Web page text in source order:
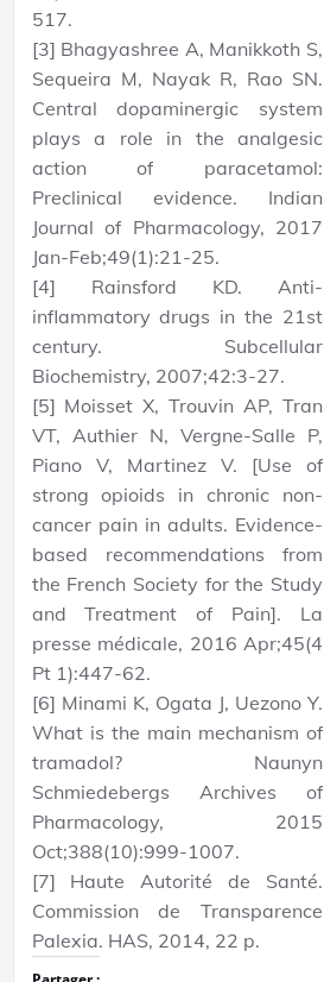
517.
[3] Bhagyashree A, Manikkoth S,
Sequeira M, Nayak R, Rao SN.
Central dopaminergic system
plays a role in the analgesic
action of paracetamol:
Preclinical evidence. Indian
Journal of Pharmacology, 2017
Jan-Feb;49(1):21-25.
[4] Rainsford KD. Anti-
inflammatory drugs in the 21st
century. Subcellular
Biochemistry, 2007;42:3-27.
[5] Moisset X, Trouvin AP, Tran
VT, Authier N, Vergne-Salle P,
Piano V, Martinez V. [Use of
strong opioids in chronic non-
cancer pain in adults. Evidence-
based recommendations from
the French Society for the Study
and Treatment of Pain]. La
presse médicale, 2016 Apr;45(4
Pt 1):447-62.
[6] Minami K, Ogata J, Uezono Y.
What is the main mechanism of
tramadol? Naunyn
Schmiedebergs Archives of
Pharmacology, 2015
Oct;388(10):999-1007.
[7] Haute Autorité de Santé.
Commission de Transparence
Palexia. HAS, 2014, 22 p.